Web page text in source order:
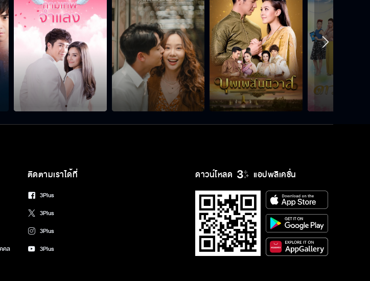
ดาวน์โหลด แอปพลิเคชั่น
คล
ติดตามเราได้ที่
3Plus
3Plus
3Plus
3Plus